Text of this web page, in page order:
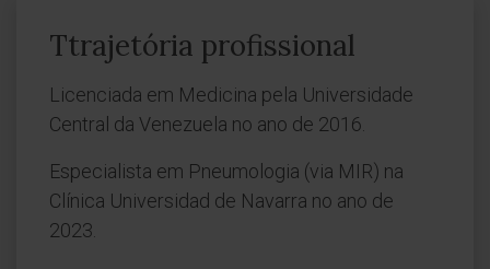
Ttrajetória profissional
Licenciada em Medicina pela Universidade
Central da Venezuela no ano de 2016.
Especialista em Pneumologia (via MIR) na
Clínica Universidad de Navarra no ano de
2023.